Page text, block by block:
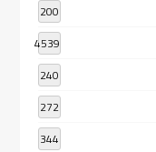
200
4539
240
272
344